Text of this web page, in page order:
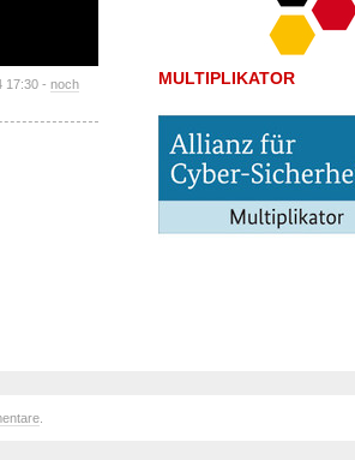
17:30 - noch MULTIPLIKATOR